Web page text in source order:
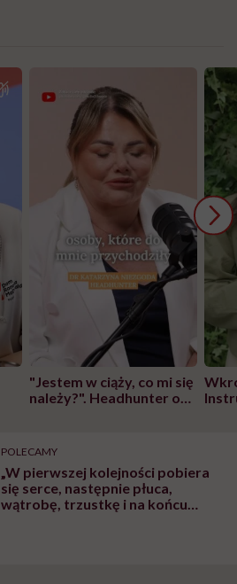
"Jestem w ciąży, co mi się
należy?". Headhunter o
pracy
POLECAMY
„W pierwszej kolejności pobiera
się serce, następnie płuca,
wątrobę, trzustkę i na końcu